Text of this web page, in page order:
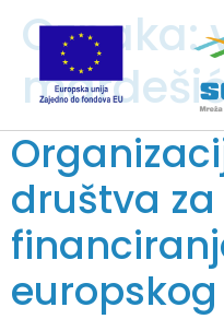
Oznaka:
društva